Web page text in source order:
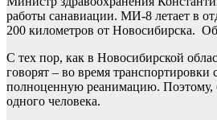
работы санавиации. МИ-8 летает в
200 километров от Новосибирска.
С тех пор, как в Новосибирской
говорят – во время транспортировки
полноценную реанимацию. Поэтому,
одного человека.